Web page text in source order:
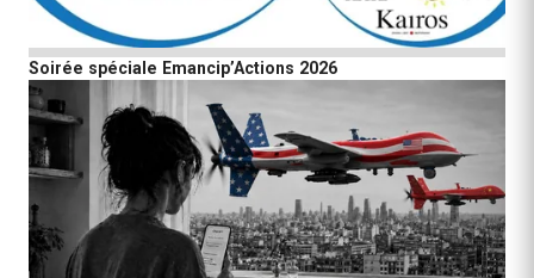
Soirée spéciale Emancip’Actions 2026